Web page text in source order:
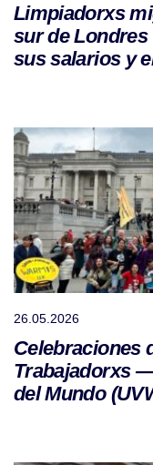
Limpiadorxs
sur de Londres
sus salarios y
26.05.2026
Celebraciones
Trabajadorxs
del Mundo